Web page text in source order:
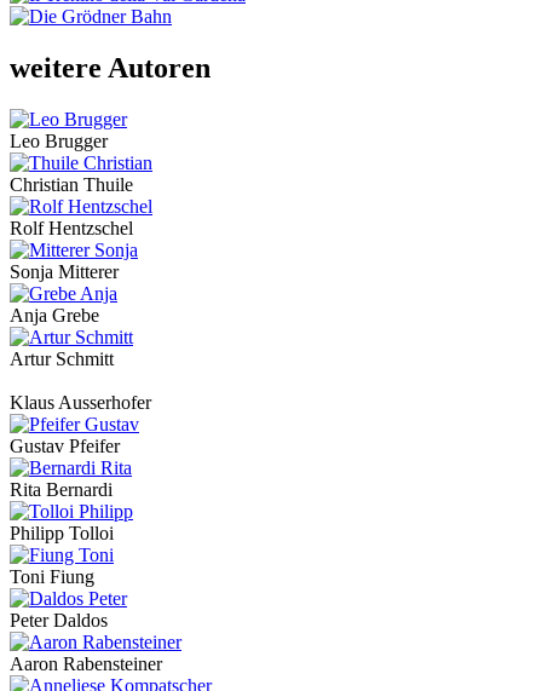
weitere Autoren
Leo Brugger
Christian Thuile
Rolf Hentzschel
Sonja Mitterer
Anja Grebe
Artur Schmitt
Klaus Ausserhofer
Gustav Pfeifer
Rita Bernardi
Philipp Tolloi
Toni Fiung
Peter Daldos
Aaron Rabensteiner